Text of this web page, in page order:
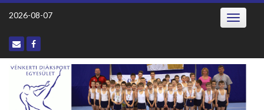
2026-08-07 Toggle